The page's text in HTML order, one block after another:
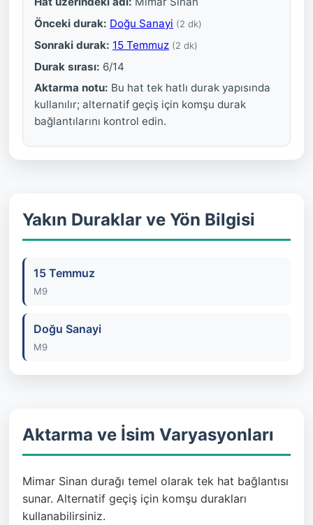
Önceki durak: Doğu Sanayi (2 dk)
Sonraki durak: 15 Temmuz (2 dk)
Durak sırası: 6/14
Aktarma notu: Bu hat tek hatlı durak yapısında
kullanılır; alternatif geçiş için komşu durak
bağlantılarını kontrol edin.
Yakın Duraklar ve Yön Bilgisi
15 Temmuz
M9
Doğu Sanayi
M9
Aktarma ve İsim Varyasyonları
Mimar Sinan durağı temel olarak tek hat bağlantısı
sunar. Alternatif geçiş için komşu durakları
kullanabilirsiniz.